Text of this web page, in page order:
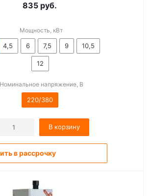
835руб.
Мощность, кВт
4,5 6 7,5 9 10,5
12
Номинальное напряжение, В
220/380
В корзину
в рассрочку